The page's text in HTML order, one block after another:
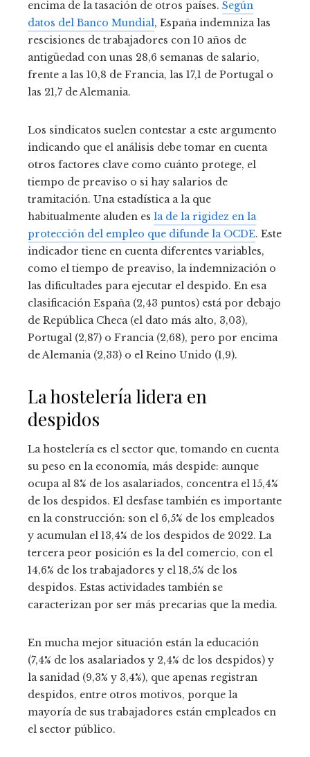
encima de la tasación de otros países. Según
datos del Banco Mundial, España indemniza las
rescisiones de trabajadores con 10 años de
antigüedad con unas 28,6 semanas de salario,
frente a las 10,8 de Francia, las 17,1 de Portugal o
las 21,7 de Alemania.
Los sindicatos suelen contestar a este argumento
indicando que el análisis debe tomar en cuenta
otros factores clave como cuánto protege, el
tiempo de preaviso o si hay salarios de
tramitación. Una estadística a la que
habitualmente aluden es la de la rigidez en la
protección del empleo que difunde la OCDE. Este
indicador tiene en cuenta diferentes variables,
como el tiempo de preaviso, la indemnización o
las dificultades para ejecutar el despido. En esa
clasificación España (2,43 puntos) está por debajo
de República Checa (el dato más alto, 3,03),
Portugal (2,87) o Francia (2,68), pero por encima
de Alemania (2,33) o el Reino Unido (1,9).
La hostelería lidera en
despidos
La hostelería es el sector que, tomando en cuenta
su peso en la economía, más despide: aunque
ocupa al 8% de los asalariados, concentra el 15,4%
de los despidos. El desfase también es importante
en la construcción: son el 6,5% de los empleados
y acumulan el 13,4% de los despidos de 2022. La
tercera peor posición es la del comercio, con el
14,6% de los trabajadores y el 18,5% de los
despidos. Estas actividades también se
caracterizan por ser más precarias que la media.
En mucha mejor situación están la educación
(7,4% de los asalariados y 2,4% de los despidos) y
la sanidad (9,3% y 3,4%), que apenas registran
despidos, entre otros motivos, porque la
mayoría de sus trabajadores están empleados en
el sector público.